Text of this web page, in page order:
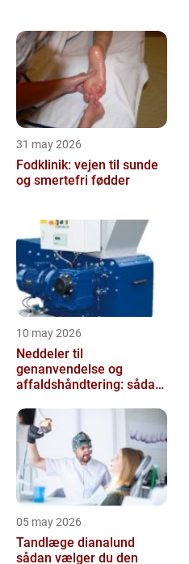
31 may 2026
Fodklinik: vejen til sunde
og smertefri fødder
10 may 2026
Neddeler til
genanvendelse og
affaldshåndtering: sådan
05 may 2026
Tandlæge dianalund
sådan vælger du den